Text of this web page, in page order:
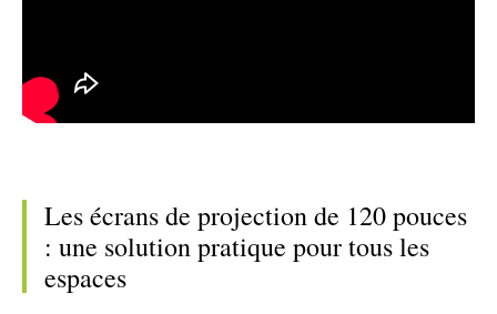
Les écrans de projection de 120 pouces
: une solution pratique pour tous les
espaces